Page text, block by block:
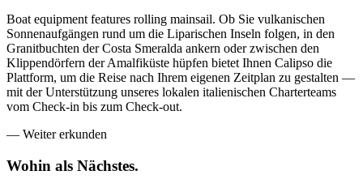
Boat equipment features rolling mainsail. Ob Sie vulkanischen
Sonnenaufgängen rund um die Liparischen Inseln folgen, in den
Granitbuchten der Costa Smeralda ankern oder zwischen den
Klippendörfern der Amalfiküste hüpfen bietet Ihnen Calipso die
Plattform, um die Reise nach Ihrem eigenen Zeitplan zu gestalten —
mit der Unterstützung unseres lokalen italienischen Charterteams
vom Check-in bis zum Check-out.
— Weiter erkunden
Wohin als Nächstes.